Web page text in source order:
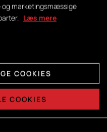
og marketingsmæssige
Læs mere
COOKIES
COOKIES